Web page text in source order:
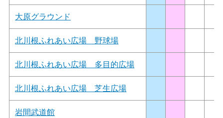
大原グラウンド
北川根ふれあい広場 野球場
北川根ふれあい広場 多目的広場
北川根ふれあい広場 芝生広場
岩間武道館